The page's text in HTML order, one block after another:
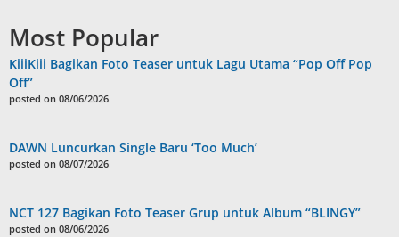
Most Popular
KiiiKiii Bagikan Foto Teaser untuk Lagu Utama “Pop Off Pop
Off”
posted on 08/06/2026
DAWN Luncurkan Single Baru ‘Too Much’
posted on 08/07/2026
NCT 127 Bagikan Foto Teaser Grup untuk Album “BLINGY”
posted on 08/06/2026